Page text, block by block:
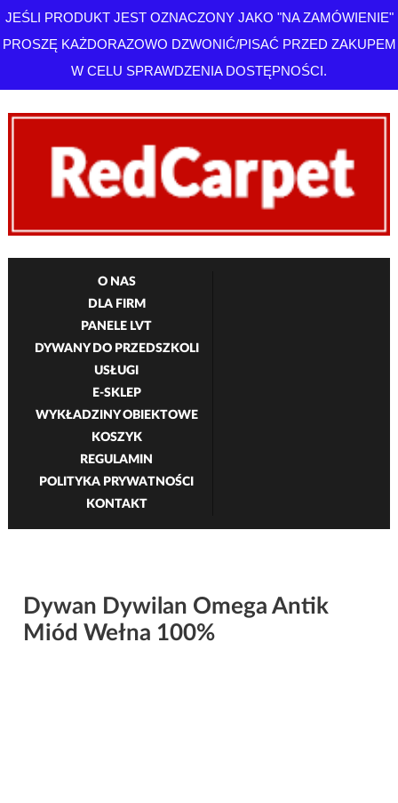
JEŚLI PRODUKT JEST OZNACZONY JAKO "NA ZAMÓWIENIE"
PROSZĘ KAŻDORAZOWO DZWONIĆ/PISAĆ PRZED ZAKUPEM
W CELU SPRAWDZENIA DOSTĘPNOŚCI.
O NAS
DLA FIRM
PANELE LVT
DYWANY DO PRZEDSZKOLI
USŁUGI
E-SKLEP
WYKŁADZINY OBIEKTOWE
KOSZYK
REGULAMIN
POLITYKA PRYWATNOŚCI
KONTAKT
Dywan Dywilan Omega Antik
Miód Wełna 100%